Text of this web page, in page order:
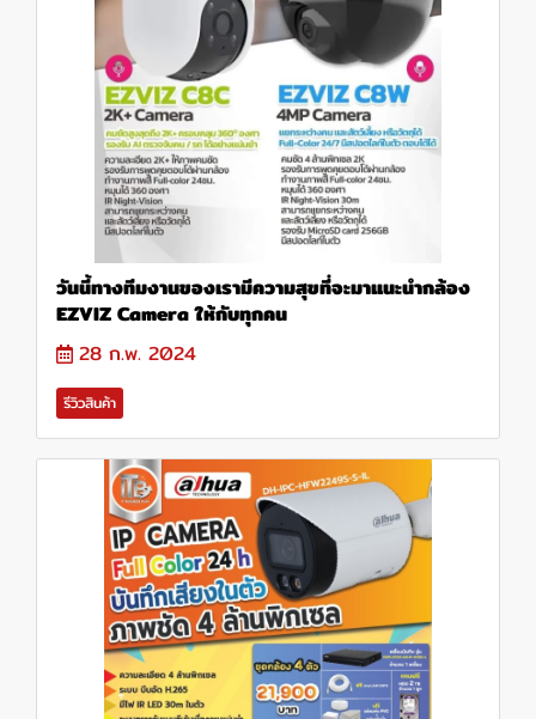
วันนี้ทางทีมงานของเรามีความสุขที่จะมาแนะนำกล้อง
EZVIZ Camera ให้กับทุกคน
28 ก.พ. 2024
รีวิวสินค้า